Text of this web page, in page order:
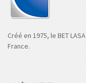
Créé en 1975, le BET
France.